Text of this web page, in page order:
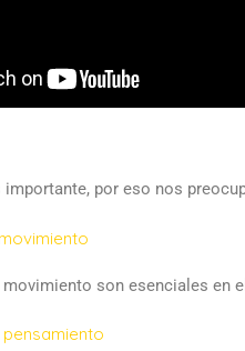
por eso nos
son esenciales en